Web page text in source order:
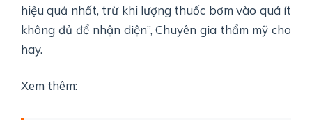
hiệu quả nhất, trừ khi lượng thuốc bơm vào quá ít
không đủ để nhận diện”, Chuyên gia thẩm mỹ cho
hay.
Xem thêm: